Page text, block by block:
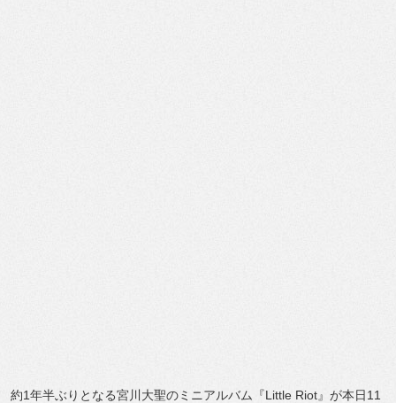
約1年半ぶりとなる宮川大聖のミニアルバム『Little Riot』が本日11